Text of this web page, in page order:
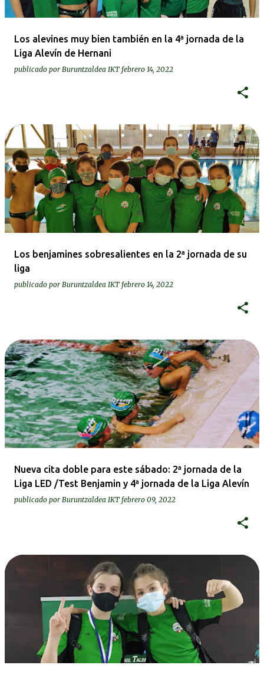
Los alevines muy bien también en la 4ª jornada de la
Liga Alevín de Hernani
publicado por Buruntzaldea IKT febrero 14, 2022
Los benjamines sobresalientes en la 2ª jornada de su
liga
publicado por Buruntzaldea IKT febrero 14, 2022
Nueva cita doble para este sábado: 2ª jornada de la
Liga LED /Test Benjamin y 4ª jornada de la Liga Alevín
publicado por Buruntzaldea IKT febrero 09, 2022